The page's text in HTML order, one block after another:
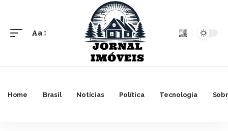
Font
Aa
Home Brasil Notícias Política Tecnologia